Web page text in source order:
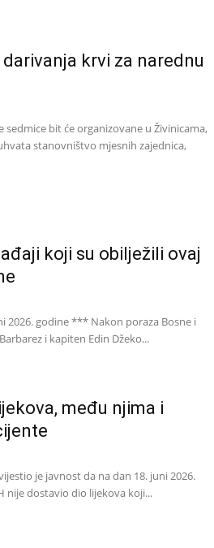
krvi za narednu
bit će organizovane u Živinicama,
stanovništvo mjesnih zajednica,
koji su obilježili ovaj
2026. godine *** Nakon poraza Bosne i
i kapiten Edin Džeko...
među njima i
je javnost da na dan 18. juni 2026.
nije dostavio dio lijekova koji...